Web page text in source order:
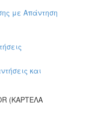
με Απάντηση
και
(ΚΑΡΤΕΛΑ